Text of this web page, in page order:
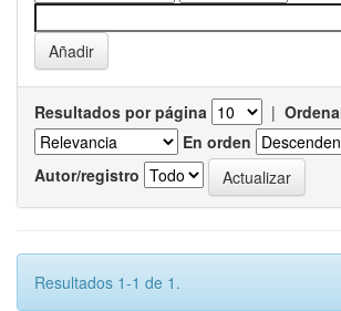
Resultados por página |
En orden
Autor/registro
Resultados 1-1 de 1.